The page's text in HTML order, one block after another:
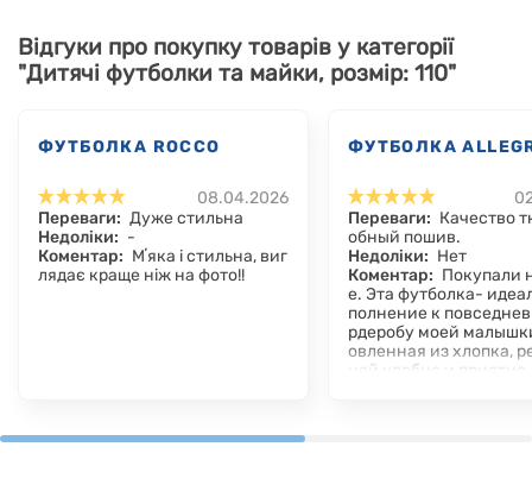
Відгуки про покупку товарів у категорії
"Дитячі футболки та майки, розмір: 110"
ФУТБОЛКА ROCCO
08.04.2026
Переваги: Дуже стильна
Недоліки: -
Коментар: Мʼяка і стильна, виг
лядає краще ніж на фото!!
ФУТБОЛКА
Переваги: Качество
обный пошив.
Недоліки: Нет
Коментар: Покупали
е. Эта футболка-
полнение к
рдеробу моей
овленная из хлопка,
ней удобно и